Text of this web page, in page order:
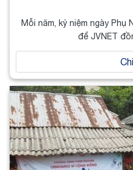
Mỗi năm, kỷ niệm ngày
để JVNET